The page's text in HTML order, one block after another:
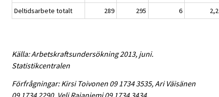
Deltidsarbete totalt
289 295 6 2,2
Källa: Arbetskraftsundersökning 2013, juni.
Statistikcentralen
Förfrågningar: Kirsi Toivonen 09 1734 3535, Ari Väisänen
09 1734 2290, Veli Rajaniemi 09 1734 3434,